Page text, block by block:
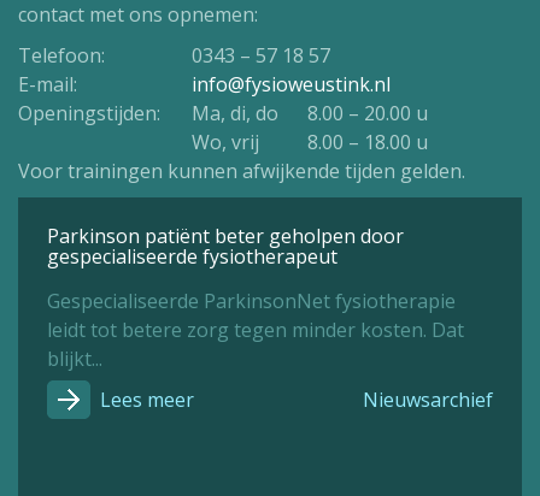
contact met ons opnemen:
Telefoon:
0343 – 57 18 57
E-mail:
info@fysioweustink.nl
Openingstijden:
Ma, di, do
8.00 – 20.00 u
Wo, vrij
8.00 – 18.00 u
Voor trainingen kunnen afwijkende tijden gelden.
Parkinson patiënt beter geholpen door
gespecialiseerde fysiotherapeut
Gespecialiseerde ParkinsonNet fysiotherapie
leidt tot betere zorg tegen minder kosten. Dat
blijkt...
Lees meer
Nieuwsarchief